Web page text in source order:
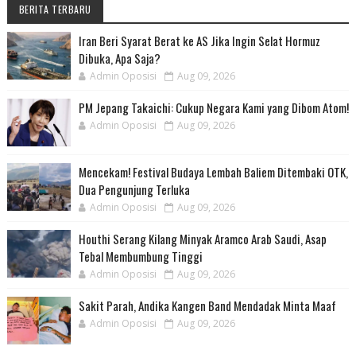
BERITA TERBARU
Iran Beri Syarat Berat ke AS Jika Ingin Selat Hormuz
Dibuka, Apa Saja?
Admin Oposisi Aug 09, 2026
PM Jepang Takaichi: Cukup Negara Kami yang Dibom Atom!
Admin Oposisi Aug 09, 2026
Mencekam! Festival Budaya Lembah Baliem Ditembaki OTK,
Dua Pengunjung Terluka
Admin Oposisi Aug 09, 2026
Houthi Serang Kilang Minyak Aramco Arab Saudi, Asap
Tebal Membumbung Tinggi
Admin Oposisi Aug 09, 2026
Sakit Parah, Andika Kangen Band Mendadak Minta Maaf
Admin Oposisi Aug 09, 2026